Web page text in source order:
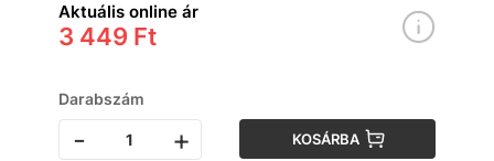
Aktuális online ár
3 449 Ft
Darabszám
- + KOSÁRBA